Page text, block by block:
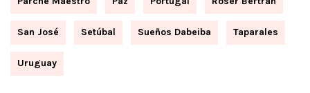
San José Setúbal Sueños Dabeiba Taparales
Uruguay